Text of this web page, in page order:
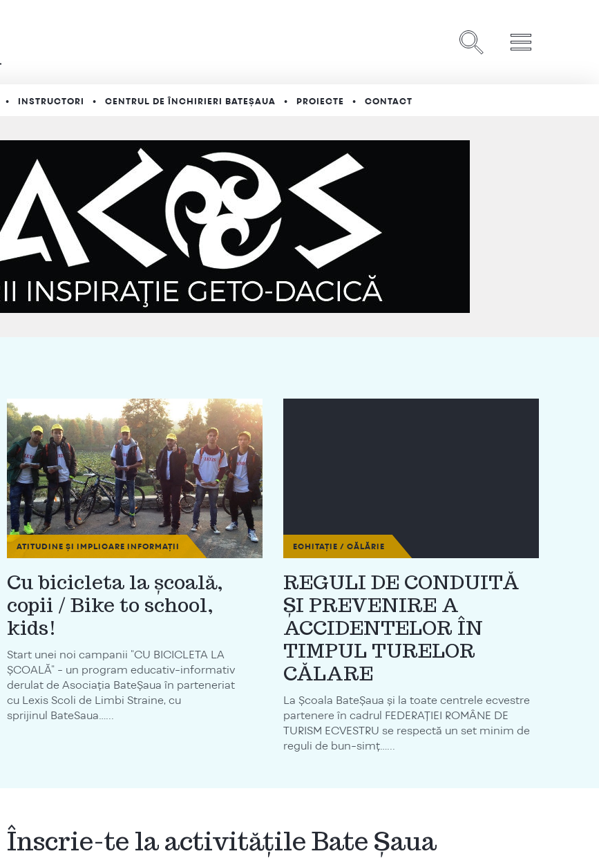
INSTRUCTORI CENTRUL DE ÎNCHIRIERI BATEȘAUA PROIECTE CONTACT
ATITUDINE ȘI IMPLICARE INFORMAȚII
Cu bicicleta la școală,
copii / Bike to school,
kids!
Start unei noi campanii "CU BICICLETA LA
ȘCOALĂ" - un program educativ-informativ
derulat de Asociația BateȘaua în parteneriat
cu Lexis Scoli de Limbi Straine, cu
sprijinul BateSaua…...
ECHITAȚIE / CĂLĂRIE
REGULI DE CONDUITĂ
ȘI PREVENIRE A
ACCIDENTELOR ÎN
TIMPUL TURELOR
CĂLARE
La Școala BateȘaua și la toate centrele ecvestre
partenere în cadrul FEDERAȚIEI ROMÂNE DE
TURISM ECVESTRU se respectă un set minim de
reguli de bun-simț…...
Înscrie-te la activitățile Bate Șaua